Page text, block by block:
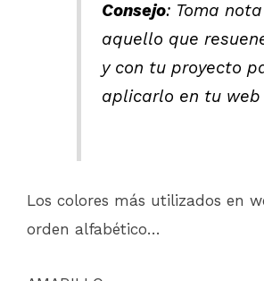
Consejo: Toma
aquello que
y con tu proyecto
aplicarlo en tu web
Los colores más utilizados en
orden alfabético…